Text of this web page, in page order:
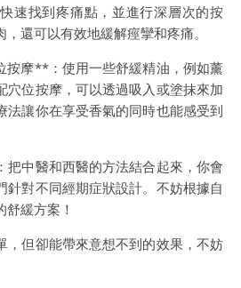
速找到疼痛點，並進行深層次的按
還可以有效地緩解痙攣和疼痛。
按摩**：使用一些舒緩精油，例如薰
穴位按摩，可以透過吸入或塗抹來加
法讓你在享受香氣的同時也能感受到
中醫和西醫的方法結合起來，你會
針對不同經期症狀設計。不妨根據自
緩方案！
，但卻能帶來意想不到的效果，不妨